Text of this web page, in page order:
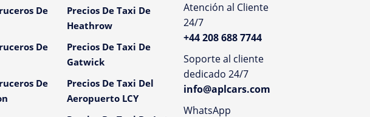
De
De
De
Precios De Taxi De
Heathrow
Precios De Taxi De
Gatwick
Precios De Taxi Del
Aeropuerto LCY
Atención al Cliente
24/7
+44 208 688 7744
Soporte al cliente
dedicado 24/7
info@aplcars.com
WhatsApp